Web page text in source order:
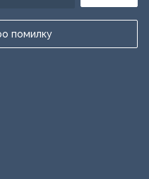
помилку